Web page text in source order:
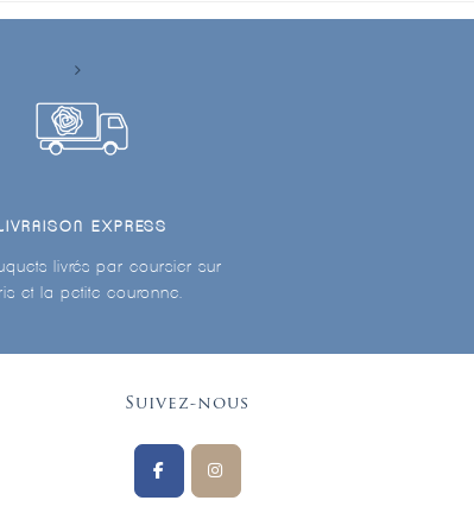
EXPRESS
livrés par coursier sur
et la petite couronne.
Suivez-nous